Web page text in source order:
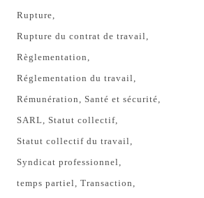
Rupture
Rupture du contrat de travail
Règlementation
Réglementation du travail
Rémunération
Santé et sécurité
SARL
Statut collectif
Statut collectif du travail
Syndicat professionnel
temps partiel
Transaction